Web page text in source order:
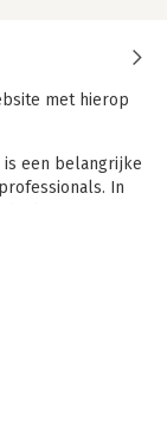
met hierop
een belangrijke
In
zien hoe je in
presentatie met
toepasbare
vind je